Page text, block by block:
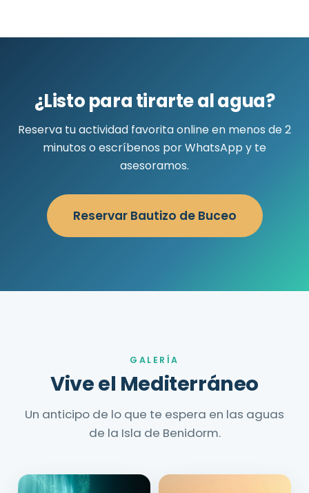
¿Listo para tirarte al agua?
Reserva tu actividad favorita online en menos de 2
minutos o escríbenos por WhatsApp y te
asesoramos.
Reservar Bautizo de Buceo
GALERÍA
Vive el Mediterráneo
Un anticipo de lo que te espera en las aguas
de la Isla de Benidorm.